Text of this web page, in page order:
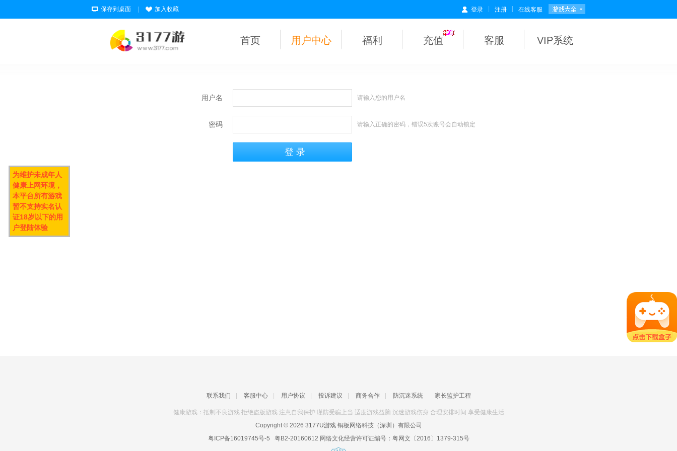
保存到桌面 加入收藏 登录 注册 在线客服
首页 用户中心 福利 充值 客服 VIP系统
用户名 请输入您的用户名
密码 请输入正确的密码，错误5次账号会自动锁定
联系我们 客服中心 用户协议 投诉建议 商务合作 防沉迷系统 家长监护工程
健康游戏：抵制不良游戏 拒绝盗版游戏 注意自我保护 谨防受骗上当 适度游戏益脑 沉迷游戏伤身 合理安排时间 享受健康生活
Copyright © 2026 3177U游戏铜板网络科技（深圳）有限公司
粤ICP备16019745号-5 粤B2-20160612 网络文化经营许可证编号： 粤网文〔2016〕1379-315号
为维护未成年人
健康上网环境，
本平台所有游戏
暂不支持实名认
证18岁以下的用
户登陆体验